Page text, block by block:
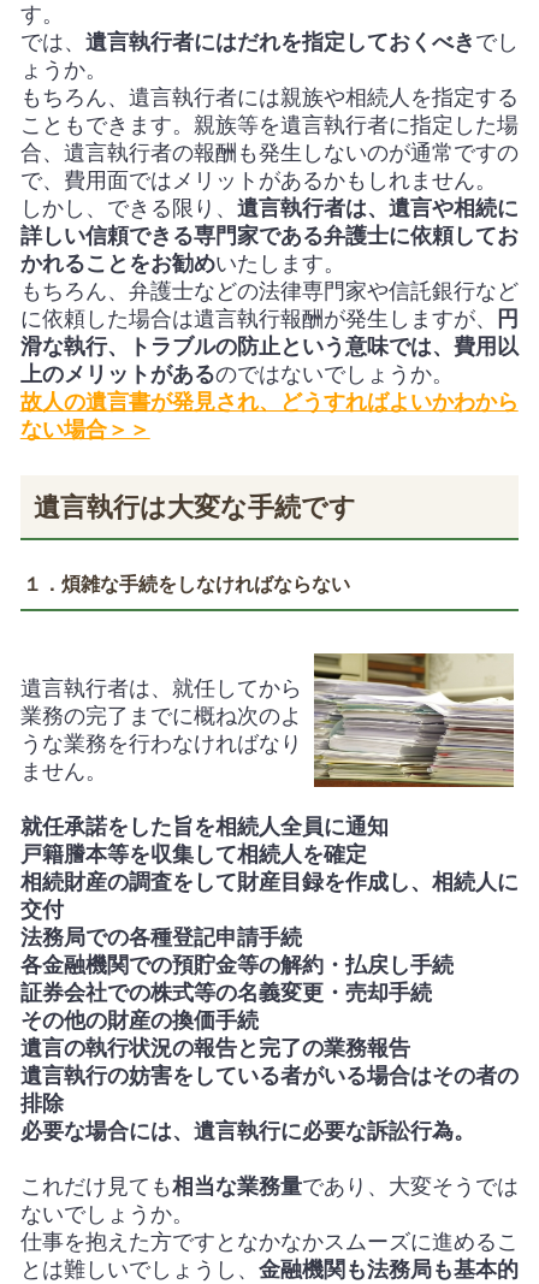
す。
では、 遺言執行者にはだれを指定しておくべき でし
ょうか。
もちろん、遺言執行者には親族や相続人を指定する
こともできます。親族等を遺言執行者に指定した場
合、遺言執行者の報酬も発生しないのが通常ですの
で、費用面ではメリットがあるかもしれません。
しかし、できる限り、 遺言執行者は、遺言や相続に
詳しい信頼できる専門家である弁護士に依頼してお
かれることをお勧めいたします。
もちろん、弁護士などの法律専門家や信託銀行など
に依頼した場合は遺言執行報酬が発生しますが、
円
滑な執行、トラブルの防止という意味では、 費用以
上のメリットがあるのではないでしょうか。
故人の遺言書が発見され、どうすればよいかわから
ない場合＞＞
遺言執行は大変な手続です
１．煩雑な手続をしなければならない
遺言執行者は、就任してから
業務の完了までに概ね次のよ
うな業務を行わなければなり
ません。
就任承諾をした旨を相続人全員に通知
戸籍謄本等を収集して相続人を確定
相続財産の調査をして財産目録を作成し、相続人に
交付
法務局での各種登記申請手続
各金融機関での預貯金等の解約・払戻し手続
証券会社での株式等の名義変更・売却手続
その他の財産の換価手続
遺言の執行状況の報告と完了の業務報告
遺言執行の妨害をしている者がいる場合はその者の
排除
必要な場合には、遺言執行に必要な訴訟行為。
これだけ見ても相当な業務量であり、大変そうでは
ないでしょうか。
仕事を抱えた方ですとなかなかスムーズに進めるこ
とは難しいでしょうし、 金融機関も法務局も基本的